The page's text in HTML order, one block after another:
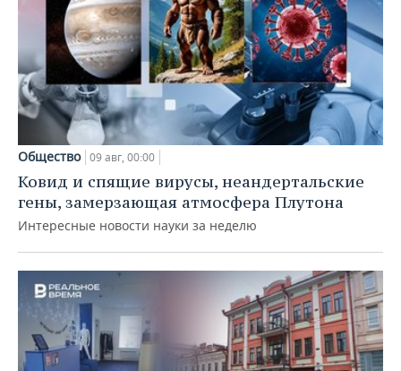
Общество 09 авг, 00:00
Ковид и спящие вирусы, неандертальские
гены, замерзающая атмосфера Плутона
Интересные новости науки за неделю